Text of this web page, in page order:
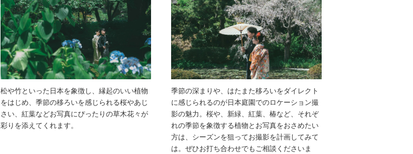
松や竹といった日本を象徴し、縁起のいい植物
をはじめ、季節の移ろいを感じられる桜やあじ
さい、紅葉などお写真にぴったりの草木花々が
彩りを添えてくれます。
季節の深まりや、はたまた移ろいをダイレクト
に感じられるのが日本庭園でのロケーション撮
影の魅力。桜や、新緑、紅葉、椿など、それぞ
れの季節を象徴する植物とお写真をおさめたい
方は、シーズンを狙ってお撮影を計画してみて
は。ぜひお打ち合わせでもご相談くださいま